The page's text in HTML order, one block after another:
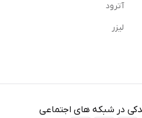
همچنین از این چسب می‌
آن است.
آترود
لیزر
در شبکه های اجتماعی